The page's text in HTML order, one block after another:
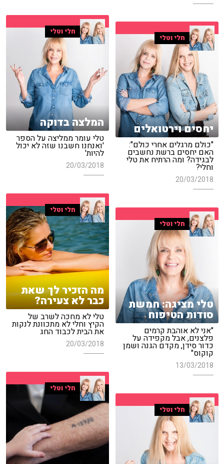
חלי וטלי
המלצה בדוקה
טלי עומר ממליצה על הספר
'ואנחנו חשבנו שזה לא יכול
להיות'
20/03/2018
חלי וטלי
יחסים וירטואלים
"כולם מרגלים אחרי כולם":
האם יחסים ברשת נחשבים
לבגידה? ומה הרתיח את טלי
וחלי?
20/03/2018
חלי וטלי
מה הזכיר לך שאת
כבר לא צעירה?
טלי לא מחכה לשרב של
הקיץ וחלי לא מתכוונת לנקות
את הבית לכבוד החג
20/03/2018
חלי וטלי
טלי מציגה: חמשת
סודות הטיפוח
"אני לא אוהבת קרמים
פלצנים, אבל מקפידה על
כדור סידן, מקדם הגנה ושמן
קוקוס"
13/03/2018
חלי וטלי
חלי וטלי